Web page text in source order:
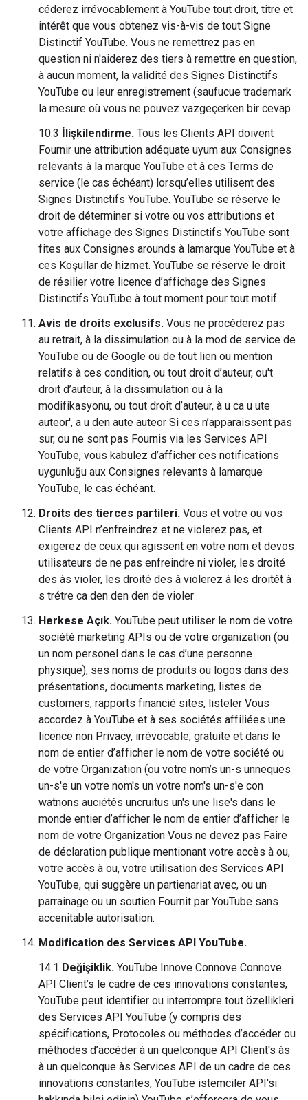
céderez irrévocablement à YouTube tout droit, titre et
intérêt que vous obtenez vis-à-vis de tout Signe
Distinctif YouTube. Vous ne remettrez pas en
question ni n'aiderez des tiers à remettre en question,
à aucun moment, la validité des Signes Distinctifs
YouTube ou leur enregistrement (saufucue trademark
la mesure où vous ne pouvez vazgeçerken bir cevap
10.3 İlişkilendirme. Tous les Clients API doivent
Fournir une attribution adéquate uyum aux Consignes
relevants à la marque YouTube et à ces Terms de
service (le cas échéant) lorsqu’elles utilisent des
Signes Distinctifs YouTube. YouTube se réserve le
droit de déterminer si votre ou vos attributions et
votre affichage des Signes Distinctifs YouTube sont
fites aux Consignes arounds à lamarque YouTube et à
ces Koşullar de hizmet. YouTube se réserve le droit
de résilier votre licence d’affichage des Signes
Distinctifs YouTube à tout moment pour tout motif.
Avis de droits exclusifs. Vous ne procéderez pas
au retrait, à la dissimulation ou à la mod de service de
YouTube ou de Google ou de tout lien ou mention
relatifs à ces condition, ou tout droit d’auteur, ou't
droit d’auteur, à la dissimulation ou à la
modifikasyonu, ou tout droit d’auteur, à u ca u ute
auteor', a u den aute auteor Si ces n’apparaissent pas
sur, ou ne sont pas Fournis via les Services API
YouTube, vous kabulez d’afficher ces notifications
uygunluğu aux Consignes relevants à lamarque
YouTube, le cas échéant.
Droits des tierces partileri. Vous et votre ou vos
Clients API n’enfreindrez et ne violerez pas, et
exigerez de ceux qui agissent en votre nom et devos
utilisateurs de ne pas enfreindre ni violer, les droité
des às violer, les droité des à violerez à les droitét à
s trétre ca den den den de violer
Herkese Açık. YouTube peut utiliser le nom de votre
société marketing APIs ou de votre organization (ou
un nom personel dans le cas d’une personne
physique), ses noms de produits ou logos dans des
présentations, documents marketing, listes de
customers, rapports financié sites, listeler Vous
accordez à YouTube et à ses sociétés affiliées une
licence non Privacy, irrévocable, gratuite et dans le
nom de entier d’afficher le nom de votre société ou
de votre Organization (ou votre nom’s un-s unneques
un-s'e un votre nom's un votre nom's un-s'e con
watnons auciétés uncruitus un's une lise's dans le
monde entier d’afficher le nom de entier d’afficher le
nom de votre Organization Vous ne devez pas Faire
de déclaration publique mentionant votre accès à ou,
votre accès à ou, votre utilisation des Services API
YouTube, qui suggère un partienariat avec, ou un
parrainage ou un soutien Fournit par YouTube sans
accenitable autorisation.
Modification des Services API YouTube.
14.1 Değişiklik. YouTube Innove Connove Connove
API Client’s le cadre de ces innovations constantes,
YouTube peut identifier ou interrompre tout özellikleri
des Services API YouTube (y compris des
spécifications, Protocoles ou méthodes d’accéder ou
méthodes d’accéder à un quelconque API Client's às
à un quelconque às Services API de un cadre de ces
innovations constantes, YouTube istemciler API'si